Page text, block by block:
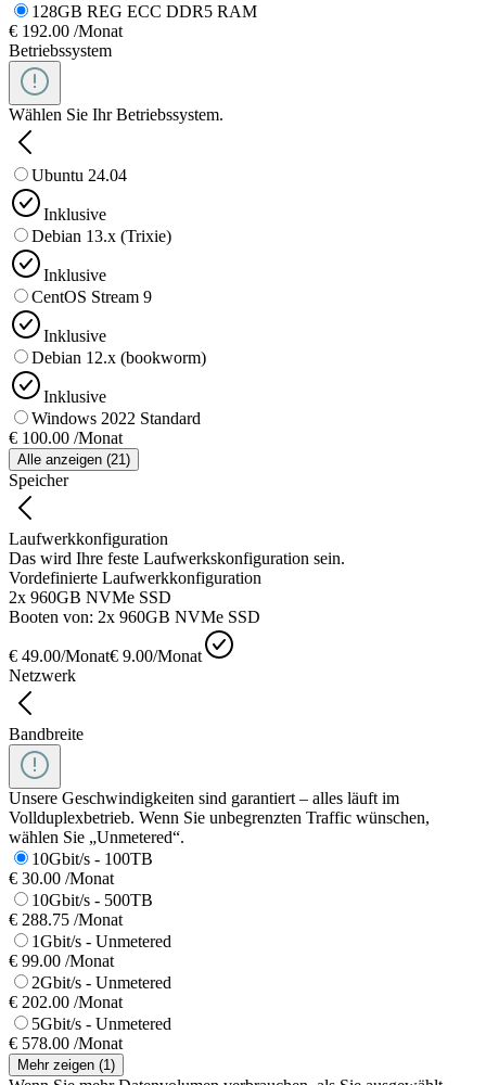
128GB REG ECC DDR5 RAM
€ 192.00 /Monat
Betriebssystem
Wählen Sie Ihr Betriebssystem.
Ubuntu 24.04
Inklusive
Debian 13.x (Trixie)
Inklusive
CentOS Stream 9
Inklusive
Debian 12.x (bookworm)
Inklusive
Windows 2022 Standard
€ 100.00 /Monat
Alle anzeigen (21)
Speicher
Laufwerkkonfiguration
Das wird Ihre feste Laufwerkskonfiguration sein.
Vordefinierte Laufwerkkonfiguration
2x 960GB NVMe SSD
Booten von: 2x 960GB NVMe SSD
€ 49.00/Monat€ 9.00/Monat
Netzwerk
Bandbreite
Unsere Geschwindigkeiten sind garantiert – alles läuft im
Vollduplexbetrieb. Wenn Sie unbegrenzten Traffic wünschen,
wählen Sie „Unmetered“.
10Gbit/s - 100TB
€ 30.00 /Monat
10Gbit/s - 500TB
€ 288.75 /Monat
1Gbit/s - Unmetered
€ 99.00 /Monat
2Gbit/s - Unmetered
€ 202.00 /Monat
5Gbit/s - Unmetered
€ 578.00 /Monat
Mehr zeigen (1)